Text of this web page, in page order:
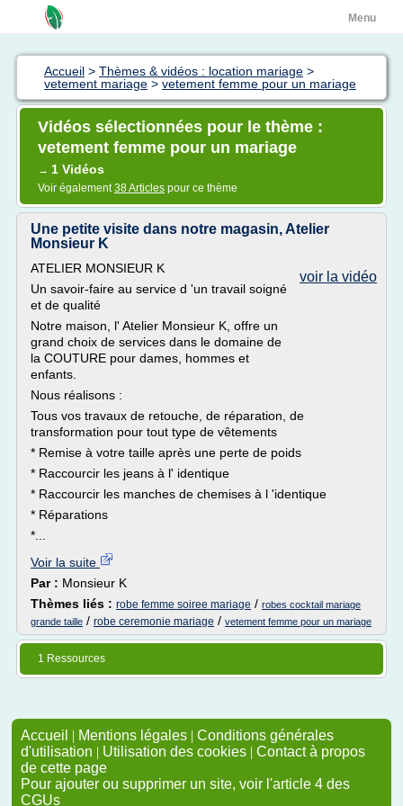
Menu
Accueil > Thèmes & vidéos : location mariage >
vetement mariage > vetement femme pour un mariage
Vidéos sélectionnées pour le thème :
vetement femme pour un mariage
→ 1 Vidéos
Voir également38 Articles pour ce thème
Une petite visite dans notre magasin, Atelier
Monsieur K
voir la vidéo
ATELIER MONSIEUR K
Un savoir-faire au service d 'un travail soigné
et de qualité
Notre maison, l' Atelier Monsieur K, offre un
grand choix de services dans le domaine de
la COUTURE pour dames, hommes et
enfants.
Nous réalisons :
Tous vos travaux de retouche, de réparation, de
transformation pour tout type de vêtements
* Remise à votre taille après une perte de poids
* Raccourcir les jeans à l' identique
* Raccourcir les manches de chemises à l 'identique
* Réparations
*...
Voir la suite
Par : Monsieur K
Thèmes liés : robe femme soiree mariage / robes cocktail mariage
grande taille / robe ceremonie mariage / vetement femme pour un mariage
1 Ressources
Accueil | Mentions légales | Conditions générales
d'utilisation | Utilisation des cookies | Contact à propos
de cette page
Pour ajouter ou supprimer un site, voir l'article 4 des
CGUs